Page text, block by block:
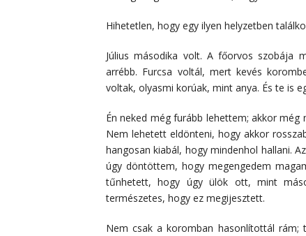
Hihetetlen, hogy egy ilyen helyzetben
Július másodika volt. A főorvos szobája
arrébb. Furcsa voltál, mert kevés
voltak, olyasmi korúak, mint anya. És te is
Én neked még furább lehettem; akkor
Nem lehetett eldönteni, hogy akkor
hangosan kiabál, hogy mindenhol hallani.
úgy döntöttem, hogy megengedem
tűnhetett, hogy úgy ülök ott, mint
természetes, hogy ez megijesztett.
Nem csak a koromban hasonlítottál rám;